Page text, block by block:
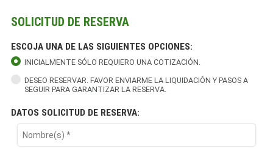
SOLICITUD DE RESERVA
ESCOJA UNA DE LAS SIGUIENTES OPCIONES:
INICIALMENTE SÓLO REQUIERO UNA COTIZACIÓN.
DESEO RESERVAR. FAVOR ENVIARME LA LIQUIDACIÓN Y PASOS A
SEGUIR PARA GARANTIZAR LA RESERVA.
DATOS SOLICITUD DE RESERVA: